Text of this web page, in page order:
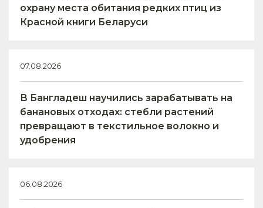
охрану места обитания редких птиц из
Красной книги Беларуси
07.08.2026
В Бангладеш научились зарабатывать на
банановых отходах: стебли растений
превращают в текстильное волокно и
удобрения
06.08.2026